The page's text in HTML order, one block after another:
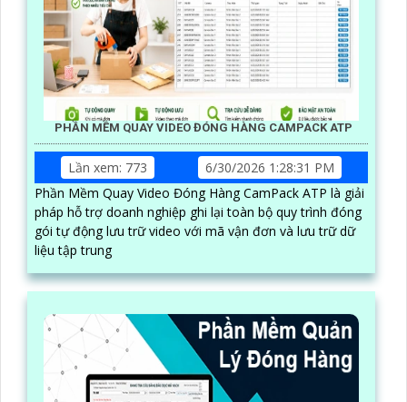
PHẦN MỀM QUAY VIDEO ĐÓNG HÀNG CAMPACK ATP
Lần xem: 773
6/30/2026 1:28:31 PM
Phần Mềm Quay Video Đóng Hàng CamPack ATP là giải
pháp hỗ trợ doanh nghiệp ghi lại toàn bộ quy trình đóng
gói tự động lưu trữ video với mã vận đơn và lưu trữ dữ
liệu tập trung